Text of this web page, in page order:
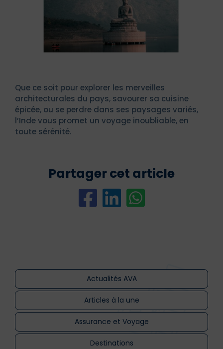
Que ce soit pour explorer les merveilles
architecturales du pays, savourer sa cuisine
épicée, ou se perdre dans ses paysages variés,
l’Inde vous promet un voyage inoubliable, en
toute sérénité.
Partager cet article
Actualités AVA
Articles à la une
Assurance et Voyage
Destinations